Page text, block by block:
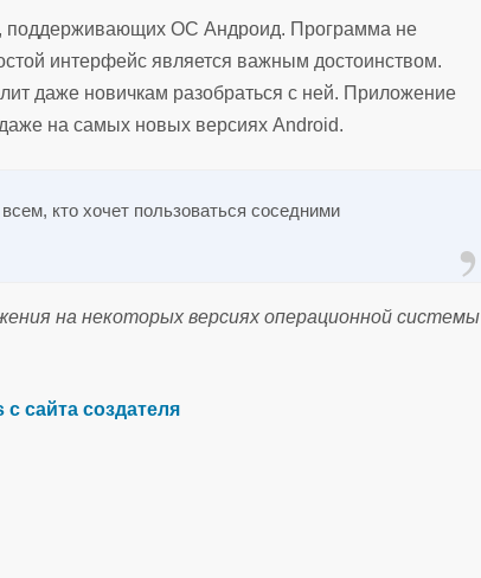
поддерживающих ОС Андроид. Программа не
интерфейс является важным достоинством.
даже новичкам разобраться с ней. Приложение
на самых новых версиях Android.
кто хочет пользоваться соседними
на некоторых версиях операционной системы
сайта создателя